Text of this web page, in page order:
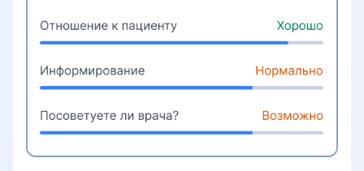
Визитная карточка для пациентов
Удаление профиля специалиста с
портала ПроДокторов
Правила размещения
изображений и видео на странице
врача
Klinikanın iş qrafikinin qurulması
Qiymət yeniləməsi
Klinikaya həkim necə əlavə olunur
Həkimlərin müalicə profili
Klinikanın səhifəsində mənfi rəy
görünsə nə etməli
Klinikanın xəstənin rəyinə necə
cavab verməsi
Cavabların yerləşdirilməsi qaydaları
Həkimlərin bal Sıralaması sistemi
Onlayn qeyd üçün sıralama balları
Ранжирование по услугам и
диагностике